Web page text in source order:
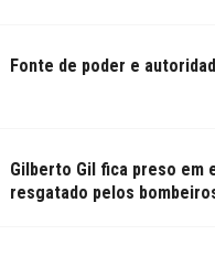
Fonte de poder e
Gilberto Gil fica preso em
resgatado pelos